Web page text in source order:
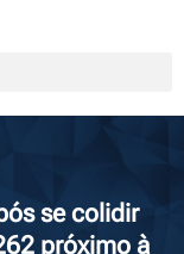
se colidir
próximo à